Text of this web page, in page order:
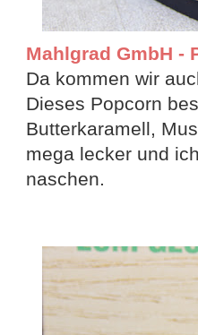
Mahlgrad GmbH -
Da kommen wir
Dieses Popcorn
Butterkaramell,
mega lecker und
naschen.